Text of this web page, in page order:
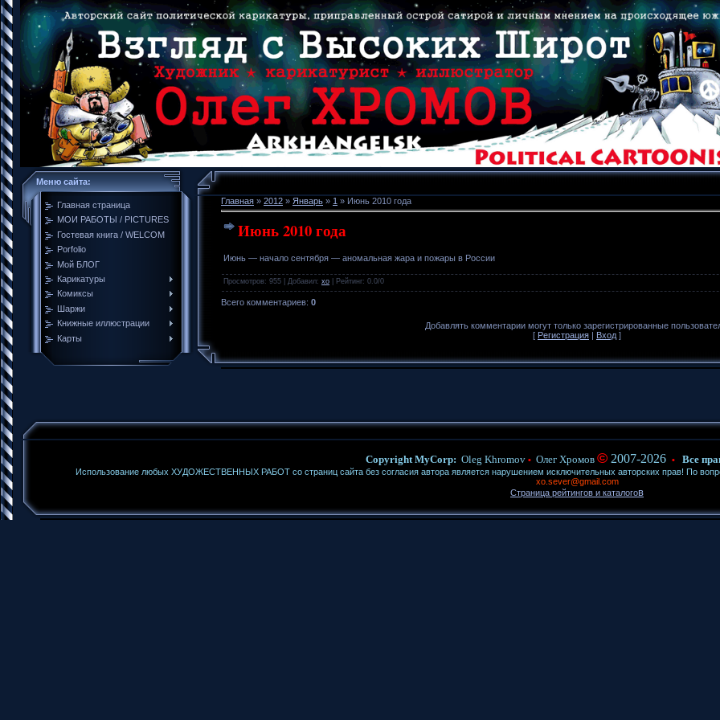
Меню сайта:
Главная страница
МОИ РАБОТЫ / PICTURES
Гостевая книга / WELCOM
Porfolio
Мой БЛОГ
Карикатуры
Комиксы
Шаржи
Книжные иллюстрации
Карты
Главная » 2012 » Январь » 1 » Июнь 2010 года
Июнь 2010 года
Июнь — начало сентября — аномальная жара и пожары в России
Просмотров: 955 | Добавил: xo Рейтинг: 0.0/0
Всего комментариев: 0
Добавлять комментарии могут только зарегистрированные
[ Регистрация | Вход ]
Copyright MyCorp: Oleg Khromov • Олег Хромов © 2007-2026 • Все
Использование любых ХУДОЖЕСТВЕННЫХ РАБОТ со страниц сайта без согласия автора является нарушением исключительных авторских прав! По
xo.sever@gmail.com
Страница рейтингов и каталогов